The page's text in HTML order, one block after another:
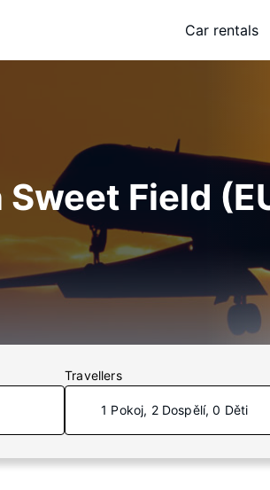
Car rentals
Field
Travellers
1 Pokoj, 2 Dospělí, 0 Děti